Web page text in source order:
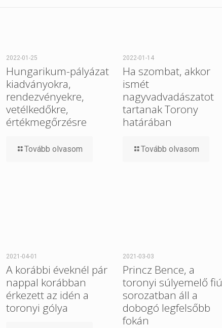
2022-01-25
Hungarikum-pályázat
kiadványokra,
rendezvényekre,
vetélkedőkre,
értékmegőrzésre
Tovább olvasom
2022-01-14
Ha szombat, akkor
ismét
nagyvadvadászatot
tartanak Torony
határában
Tovább olvasom
2021-04-01
A korábbi éveknél pár
nappal korábban
érkezett az idén a
toronyi gólya
2021-03-03
Princz Bence, a
toronyi súlyemelő fiú
sorozatban áll a
dobogó legfelsőbb
fokán